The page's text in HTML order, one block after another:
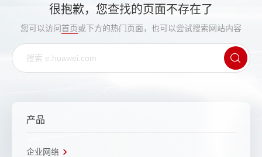
很抱歉，您查找的页面不存在了
您可以访问首页或下方的热门页面，也可以尝试搜索网站内容
产品
企业网络